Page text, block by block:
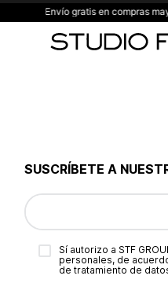
Envío gratis en compras
SUSCRÍBETE A
Sí autorizo a STF
personales, de
de tratamiento de